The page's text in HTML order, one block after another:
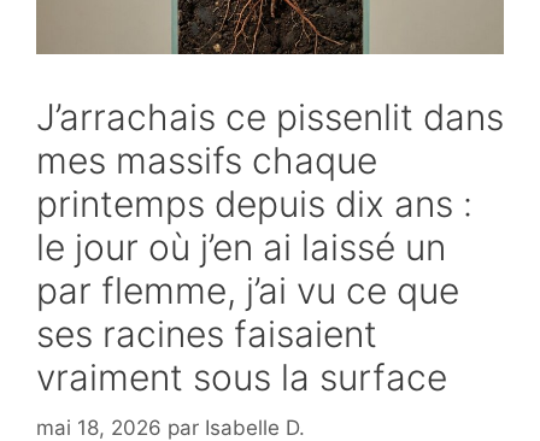
J’arrachais ce pissenlit dans
mes massifs chaque
printemps depuis dix ans :
le jour où j’en ai laissé un
par flemme, j’ai vu ce que
ses racines faisaient
vraiment sous la surface
mai 18, 2026 par Isabelle D.